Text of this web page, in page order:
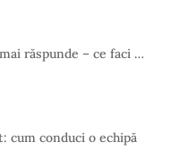
răspunde – ce faci …
cum conduci o echipă